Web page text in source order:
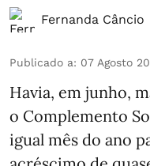
Fernanda Câncio
Publicado a: 07 Agosto
Havia, em junho,
o Complemento
igual mês do ano